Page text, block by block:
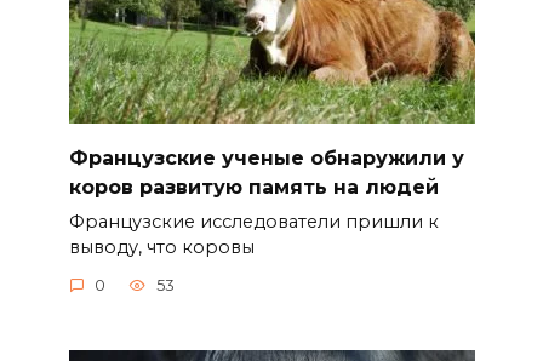
Французские ученые обнаружили у
коров развитую память на людей
Французские исследователи пришли к
выводу, что коровы
0 53